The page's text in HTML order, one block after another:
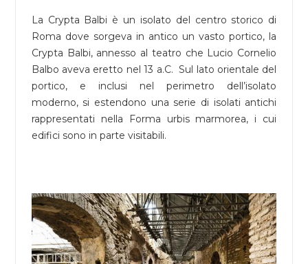
La Crypta Balbi è un isolato del centro storico di
Roma dove sorgeva in antico un vasto portico, la
Crypta Balbi, annesso al teatro che Lucio Cornelio
Balbo aveva eretto nel 13 a.C. Sul lato orientale del
portico, e inclusi nel perimetro dell’isolato
moderno, si estendono una serie di isolati antichi
rappresentati nella Forma urbis marmorea, i cui
edifici sono in parte visitabili.